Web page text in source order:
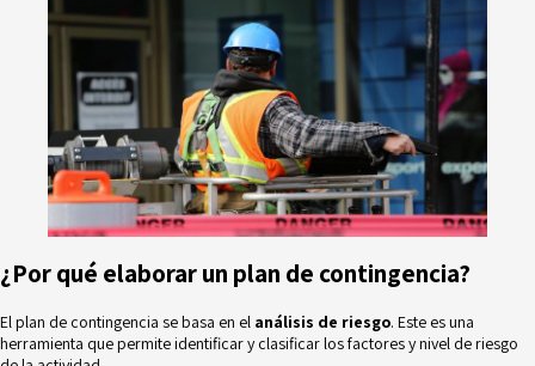
¿Por qué elaborar un plan de contingencia?
El plan de contingencia se basa en el análisis de riesgo. Este es una
herramienta que permite identificar y clasificar los factores y nivel de riesgo